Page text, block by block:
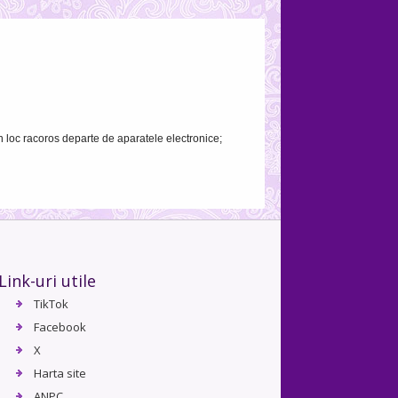
racoros departe de aparatele electronice;
Link-uri utile
TikTok
Facebook
X
Harta site